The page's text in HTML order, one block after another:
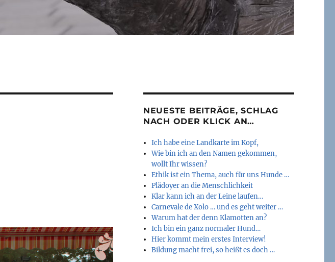
NEUESTE BEITRÄGE, SCHLAG
NACH ODER KLICK AN…
Ich habe eine Landkarte im Kopf,
Wie bin ich an den Namen gekommen,
wollt Ihr wissen?
Ethik ist ein Thema, auch für uns Hunde …
Plädoyer an die Menschlichkeit
Klar kann ich an der Leine laufen…
Carnevale de Xolo … und es geht weiter …
Warum hat der denn Klamotten an?
Ich bin ein ganz normaler Hund…
Hier kommt mein erstes Interview!
Bildung macht frei, so heißt es doch …